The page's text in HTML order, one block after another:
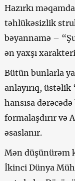
Hazırkı
təhlükəsizlik
bəyannamə –
ən yaxşı
Bütün bunlarla
anlayırıq,
hansısa
formalaşdırır və
əsaslanır.
Mən düşünürəm
İkinci Dünya